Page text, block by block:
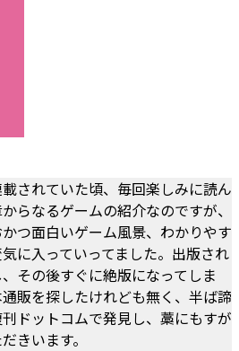
されていた頃、毎回楽しみに読ん
らなるゲームの紹介なのですが、
つ面白いゲーム風景、わかりやす
に入っていってました。出版され
その後すぐに絶版になってしま
販を探したけれども無く、半ば諦
ドットコムで発見し、藁にもすが
きいます。